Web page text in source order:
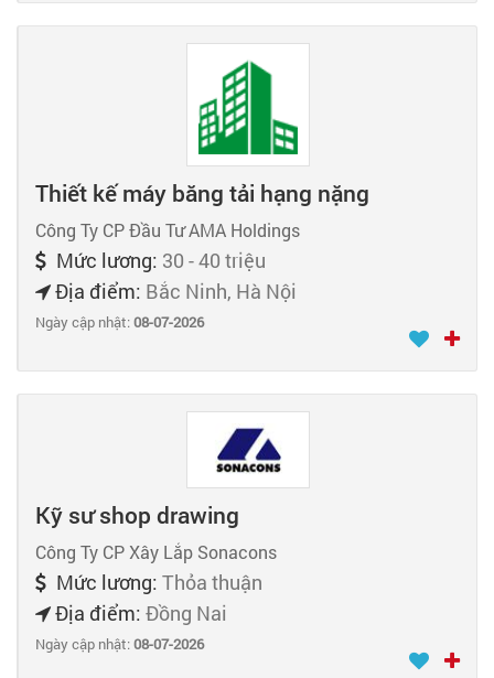
Thiết kế máy băng tải hạng nặng
Công Ty CP Đầu Tư AMA Holdings
Mức lương: 30 - 40 triệu
Địa điểm: Bắc Ninh, Hà Nội
Ngày cập nhật:08-07-2026
Kỹ sư shop drawing
Công Ty CP Xây Lắp Sonacons
Mức lương: Thỏa thuận
Địa điểm: Đồng Nai
Ngày cập nhật:08-07-2026